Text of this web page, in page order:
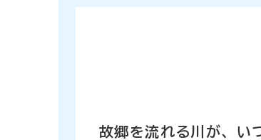
故郷を流れる川が、い